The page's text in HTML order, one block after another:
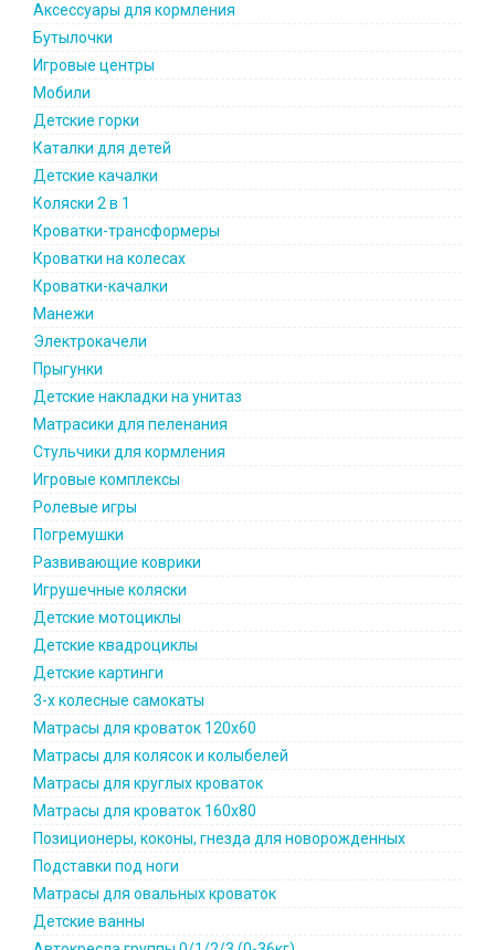
Аксессуары для кормления
Бутылочки
Игровые центры
Мобили
Детские горки
Каталки для детей
Детские качалки
Коляски 2 в 1
Кроватки-трансформеры
Кроватки на колесах
Кроватки-качалки
Манежи
Электрокачели
Прыгунки
Детские накладки на унитаз
Матрасики для пеленания
Стульчики для кормления
Игровые комплексы
Ролевые игры
Погремушки
Развивающие коврики
Игрушечные коляски
Детские мотоциклы
Детские квадроциклы
Детские картинги
3-х колесные самокаты
Матрасы для кроваток 120х60
Матрасы для колясок и колыбелей
Матрасы для круглых кроваток
Матрасы для кроваток 160х80
Позиционеры, коконы, гнезда для новорожденных
Подставки под ноги
Матрасы для овальных кроваток
Детские ванны